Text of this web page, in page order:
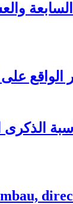
الواقع على